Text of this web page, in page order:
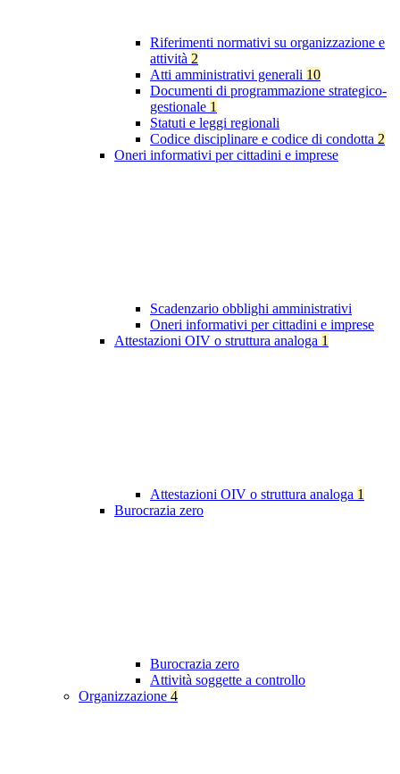
Riferimenti normativi su organizzazione e
attività 2
Atti amministrativi generali 10
Documenti di programmazione strategico-
gestionale 1
Statuti e leggi regionali
Codice disciplinare e codice di condotta 2
Oneri informativi per cittadini e imprese
Scadenzario obblighi amministrativi
Oneri informativi per cittadini e imprese
Attestazioni OIV o struttura analoga 1
Attestazioni OIV o struttura analoga 1
Burocrazia zero
Burocrazia zero
Attività soggette a controllo
Organizzazione 4